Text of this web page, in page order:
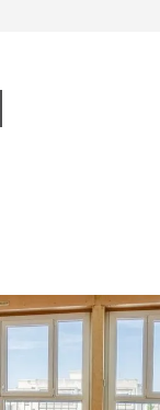
Studio à